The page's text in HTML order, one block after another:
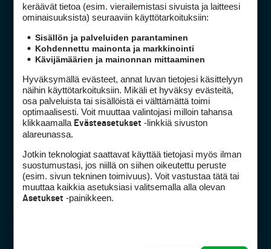
Golfpiste mediakortti
Mediahinnasto
Tietoa verkon kävijöistä
Golfpisteen yhteystiedot
DSA avoimuusraportti
Asiakaspalvelu
Digipalvelut(09) 156 6227
Avoinna ma–pe 8–17
(digi) digi@otavamedia.fi
Tietosuojaseloste
Käyttöehdot
INSTAGRAM
keräävät tietoa (esim. vierailemis­tasi sivuista ja laitteesi
ominaisuuk­sista) seuraaviin käyttötarkoituksiin:
Sisällön ja palveluiden parantaminen
Kohdennettu mainonta ja markkinointi
Kävijämäärien ja mainonnan mittaaminen
Hyväksymällä evästeet, annat luvan tietojesi käsittelyyn
näihin käyttötarkoituksiin. Mikäli et hyväksy evästeitä,
osa palveluista tai sisällöistä ei välttämättä toimi
optimaalisesti. Voit muuttaa valintojasi milloin tahansa
klikkaamalla Evästeasetukset -linkkiä sivuston
alareunassa.
Jotkin teknologiat saattavat käyttää tietojasi myös ilman
suostumustasi, jos niillä on siihen oikeutettu peruste
(esim. sivun tekninen toimivuus). Voit vastustaa tätä tai
muuttaa kaikkia asetuksiasi valitsemalla alla olevan
Asetukset -painikkeen.